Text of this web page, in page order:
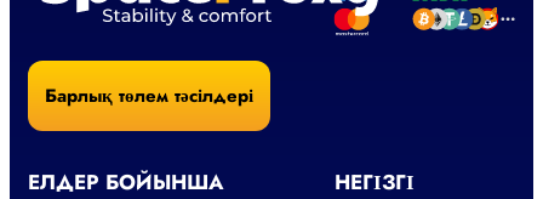
Барлық төлем тәсілдері
ЕЛДЕР БОЙЫНША НЕГІЗГІ